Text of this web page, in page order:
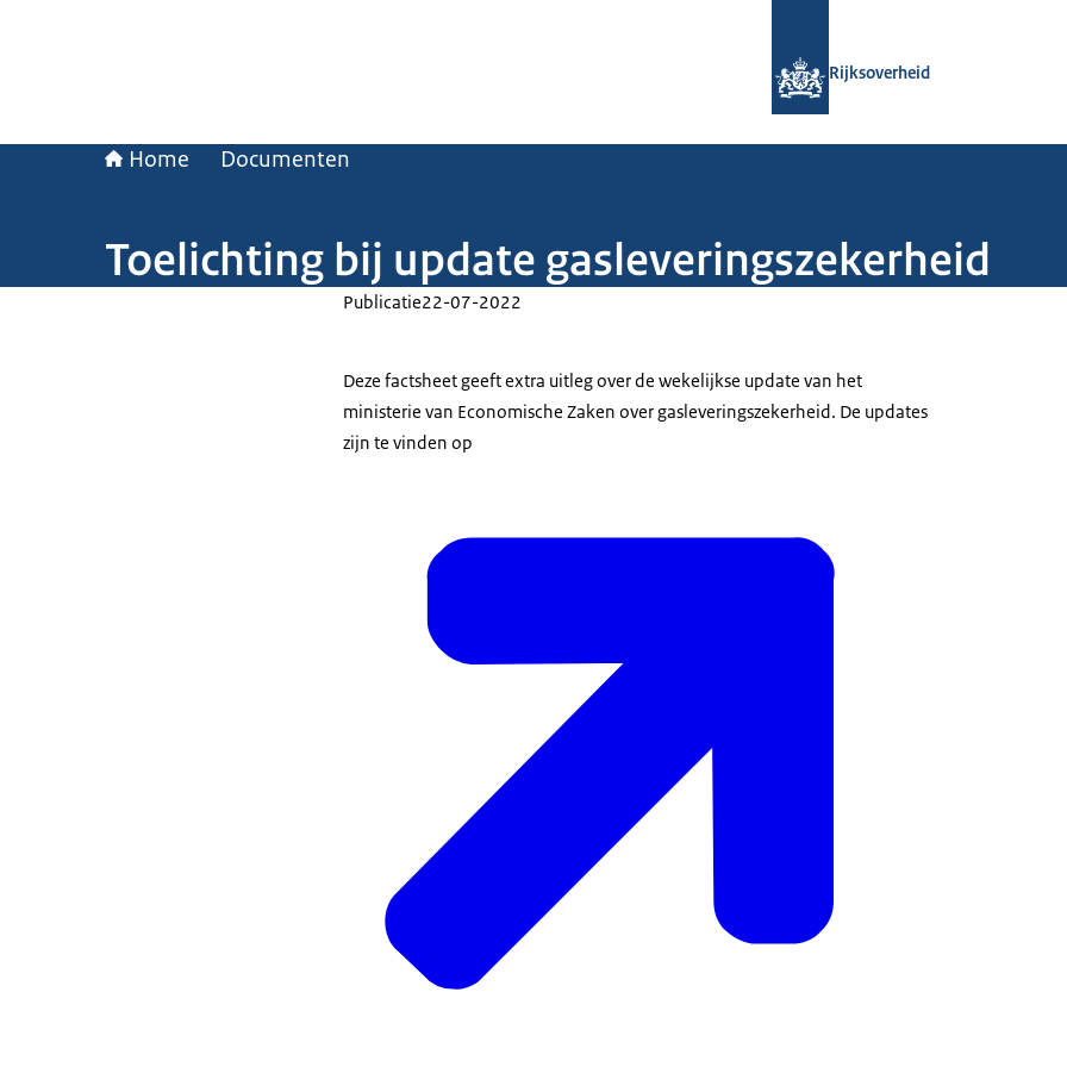
Rijksoverheid
Home Documenten
Toelichting bij update gasleveringszekerheid
Publicatie22-07-2022
Deze factsheet geeft extra uitleg over de wekelijkse update van het
ministerie van Economische Zaken over gasleveringszekerheid. De updates
zijn te vinden op